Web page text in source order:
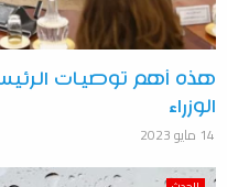
هذه أهم توصيات
الوزراء
14 مايو 2023